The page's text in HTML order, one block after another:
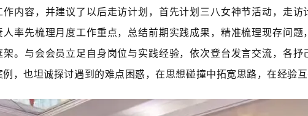
作内容，并建议了以后走访计划，首先计划三八女神节活动，走访
人率先梳理月度工作重点，总结前期实践成果，精准梳理现存问
架。与会会员立足自身岗位与实践经验，依次登台发言交流，各
，也坦诚探讨遇到的难点困惑，在思想碰撞中拓宽思路，在经验互